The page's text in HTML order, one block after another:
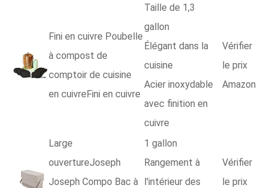
Fini en cuivre Poubelle
à compost de
comptoir de cuisine
en cuivreFini en cuivre
Taille de 1,3
gallon
Élégant dans la
cuisine
Acier inoxydable
avec finition en
cuivre
Vérifier
le prix
Amazon
Large
ouvertureJoseph
Joseph Compo Bac à
1 gallon
Rangement à
l'intérieur des
Vérifier
le prix